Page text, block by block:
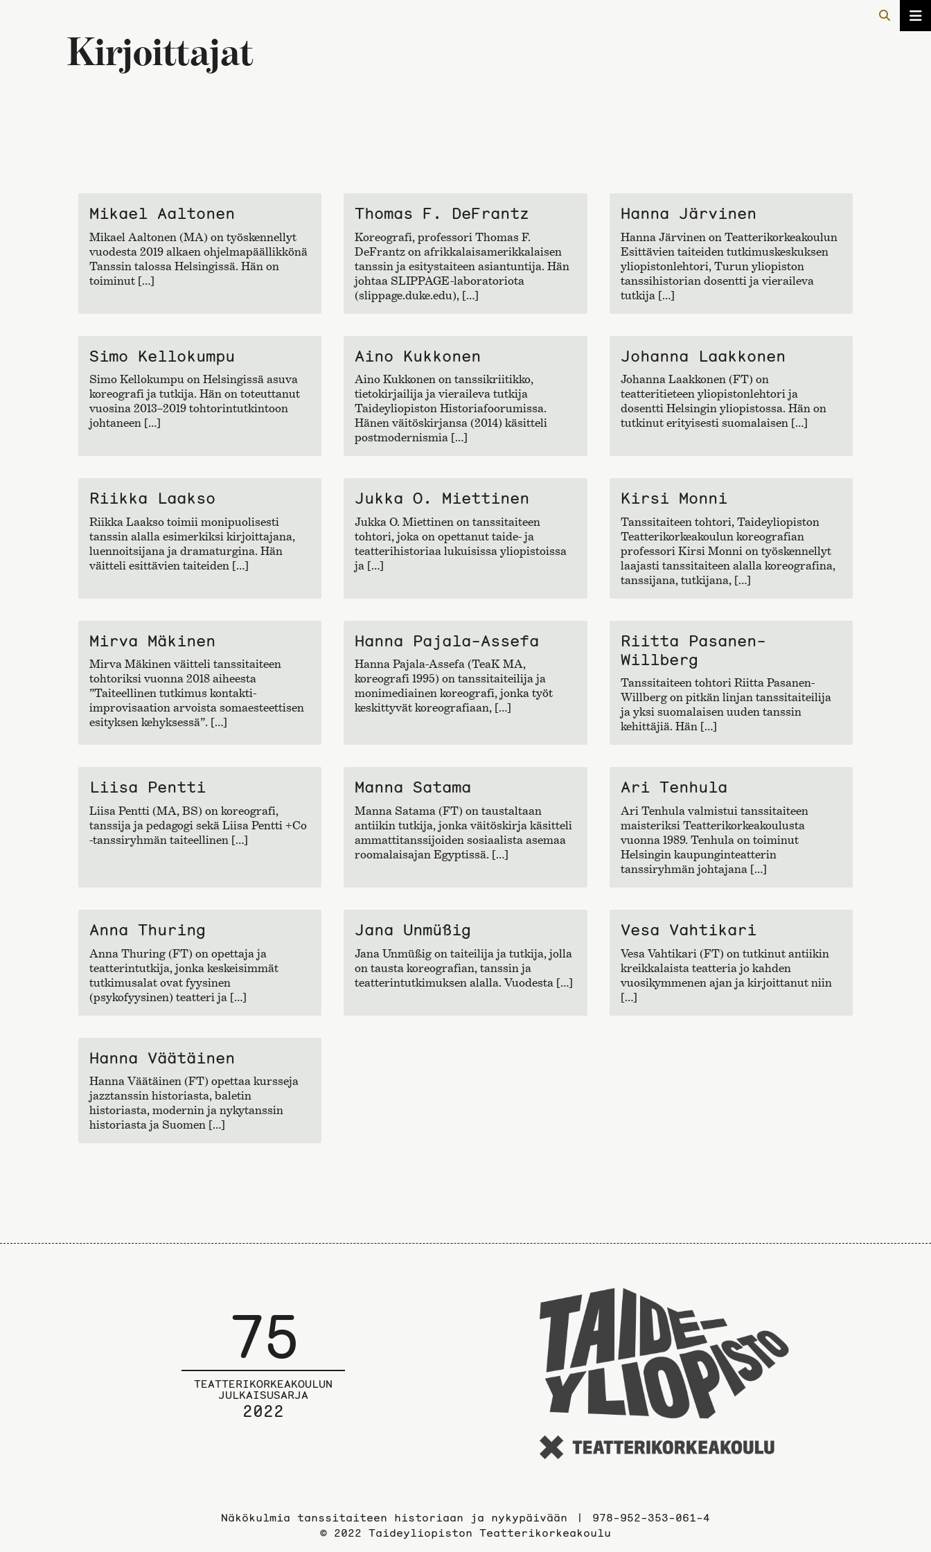
Kirjoittajat
Mikael Aaltonen
Mikael Aaltonen (MA) on työskennellyt
vuodesta 2019 alkaen ohjelmapäällikkönä
Tanssin talossa Helsingissä. Hän on
toiminut […]
Thomas F. DeFrantz
Koreografi, professori Thomas F.
DeFrantz on afrikkalaisamerikkalaisen
tanssin ja esitystaiteen asiantuntija. Hän
johtaa SLIPPAGE-laboratoriota
(slippage.duke.edu), […]
Hanna Järvinen
Hanna Järvinen on Teatterikorkeakoulun
Esittävien taiteiden tutkimuskeskuksen
yliopistonlehtori, Turun yliopiston
tanssihistorian dosentti ja vieraileva
tutkija […]
Simo Kellokumpu
Simo Kellokumpu on Helsingissä asuva
koreografi ja tutkija. Hän on toteuttanut
vuosina 2013–2019 tohtorintutkintoon
johtaneen […]
Aino Kukkonen
Aino Kukkonen on tanssikriitikko,
tietokirjailija ja vieraileva tutkija
Taideyliopiston Historiafoorumissa.
Hänen väitöskirjansa (2014) käsitteli
postmodernismia […]
Johanna Laakkonen
Johanna Laakkonen (FT) on
teatteritieteen yliopistonlehtori ja
dosentti Helsingin yliopistossa. Hän on
tutkinut erityisesti suomalaisen […]
Riikka Laakso
Riikka Laakso toimii monipuolisesti
tanssin alalla esimerkiksi kirjoittajana,
luennoitsijana ja dramaturgina. Hän
väitteli esittävien taiteiden […]
Jukka O. Miettinen
Jukka O. Miettinen on tanssitaiteen
tohtori, joka on opettanut taide- ja
teatterihistoriaa lukuisissa yliopistoissa
ja […]
Kirsi Monni
Tanssitaiteen tohtori, Taideyliopiston
Teatterikorkeakoulun koreografian
professori Kirsi Monni on työskennellyt
laajasti tanssitaiteen alalla koreografina,
tanssijana, tutkijana, […]
Mirva Mäkinen
Mirva Mäkinen väitteli tanssitaiteen
tohtoriksi vuonna 2018 aiheesta
”Taiteellinen tutkimus kontakti-
improvisaation arvoista somaesteettisen
esityksen kehyksessä”. […]
Hanna Pajala-Assefa
Hanna Pajala-Assefa (TeaK MA,
koreografi 1995) on tanssitaiteilija ja
monimediainen koreografi, jonka työt
keskittyvät koreografiaan, […]
Riitta Pasanen-
Willberg
Tanssitaiteen tohtori Riitta Pasanen-
Willberg on pitkän linjan tanssitaiteilija
ja yksi suomalaisen uuden tanssin
kehittäjiä. Hän […]
Liisa Pentti
Liisa Pentti (MA, BS) on koreografi,
tanssija ja pedagogi sekä Liisa Pentti +Co
-tanssiryhmän taiteellinen […]
Manna Satama
Manna Satama (FT) on taustaltaan
antiikin tutkija, jonka väitöskirja käsitteli
ammattitanssijoiden sosiaalista asemaa
roomalaisajan Egyptissä. […]
Ari Tenhula
Ari Tenhula valmistui tanssitaiteen
maisteriksi Teatterikorkeakoulusta
vuonna 1989. Tenhula on toiminut
Helsingin kaupunginteatterin
tanssiryhmän johtajana […]
Anna Thuring
Anna Thuring (FT) on opettaja ja
teatterintutkija, jonka keskeisimmät
tutkimusalat ovat fyysinen
(psykofyysinen) teatteri ja […]
Jana Unmüßig
Jana Unmüßig on taiteilija ja tutkija, jolla
on tausta koreografian, tanssin ja
teatterintutkimuksen alalla. Vuodesta […]
Vesa Vahtikari
Vesa Vahtikari (FT) on tutkinut antiikin
kreikkalaista teatteria jo kahden
vuosikymmenen ajan ja kirjoittanut niin
[…]
Hanna Väätäinen
Hanna Väätäinen (FT) opettaa kursseja
jazztanssin historiasta, baletin
historiasta, modernin ja nykytanssin
historiasta ja Suomen […]
75
TEATTERIKORKEAKOULUN
JULKAISUSARJA
2022
Näkökulmia tanssitaiteen historiaan ja nykypäivään
978-952-353-061-4
© 2022 Taideyliopiston Teatterikorkeakoulu